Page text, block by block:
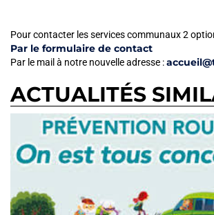
Pour contacter les services communaux 2
Par le formulaire de contact
Par le mail à notre nouvelle adresse :
ACTUALITÉS